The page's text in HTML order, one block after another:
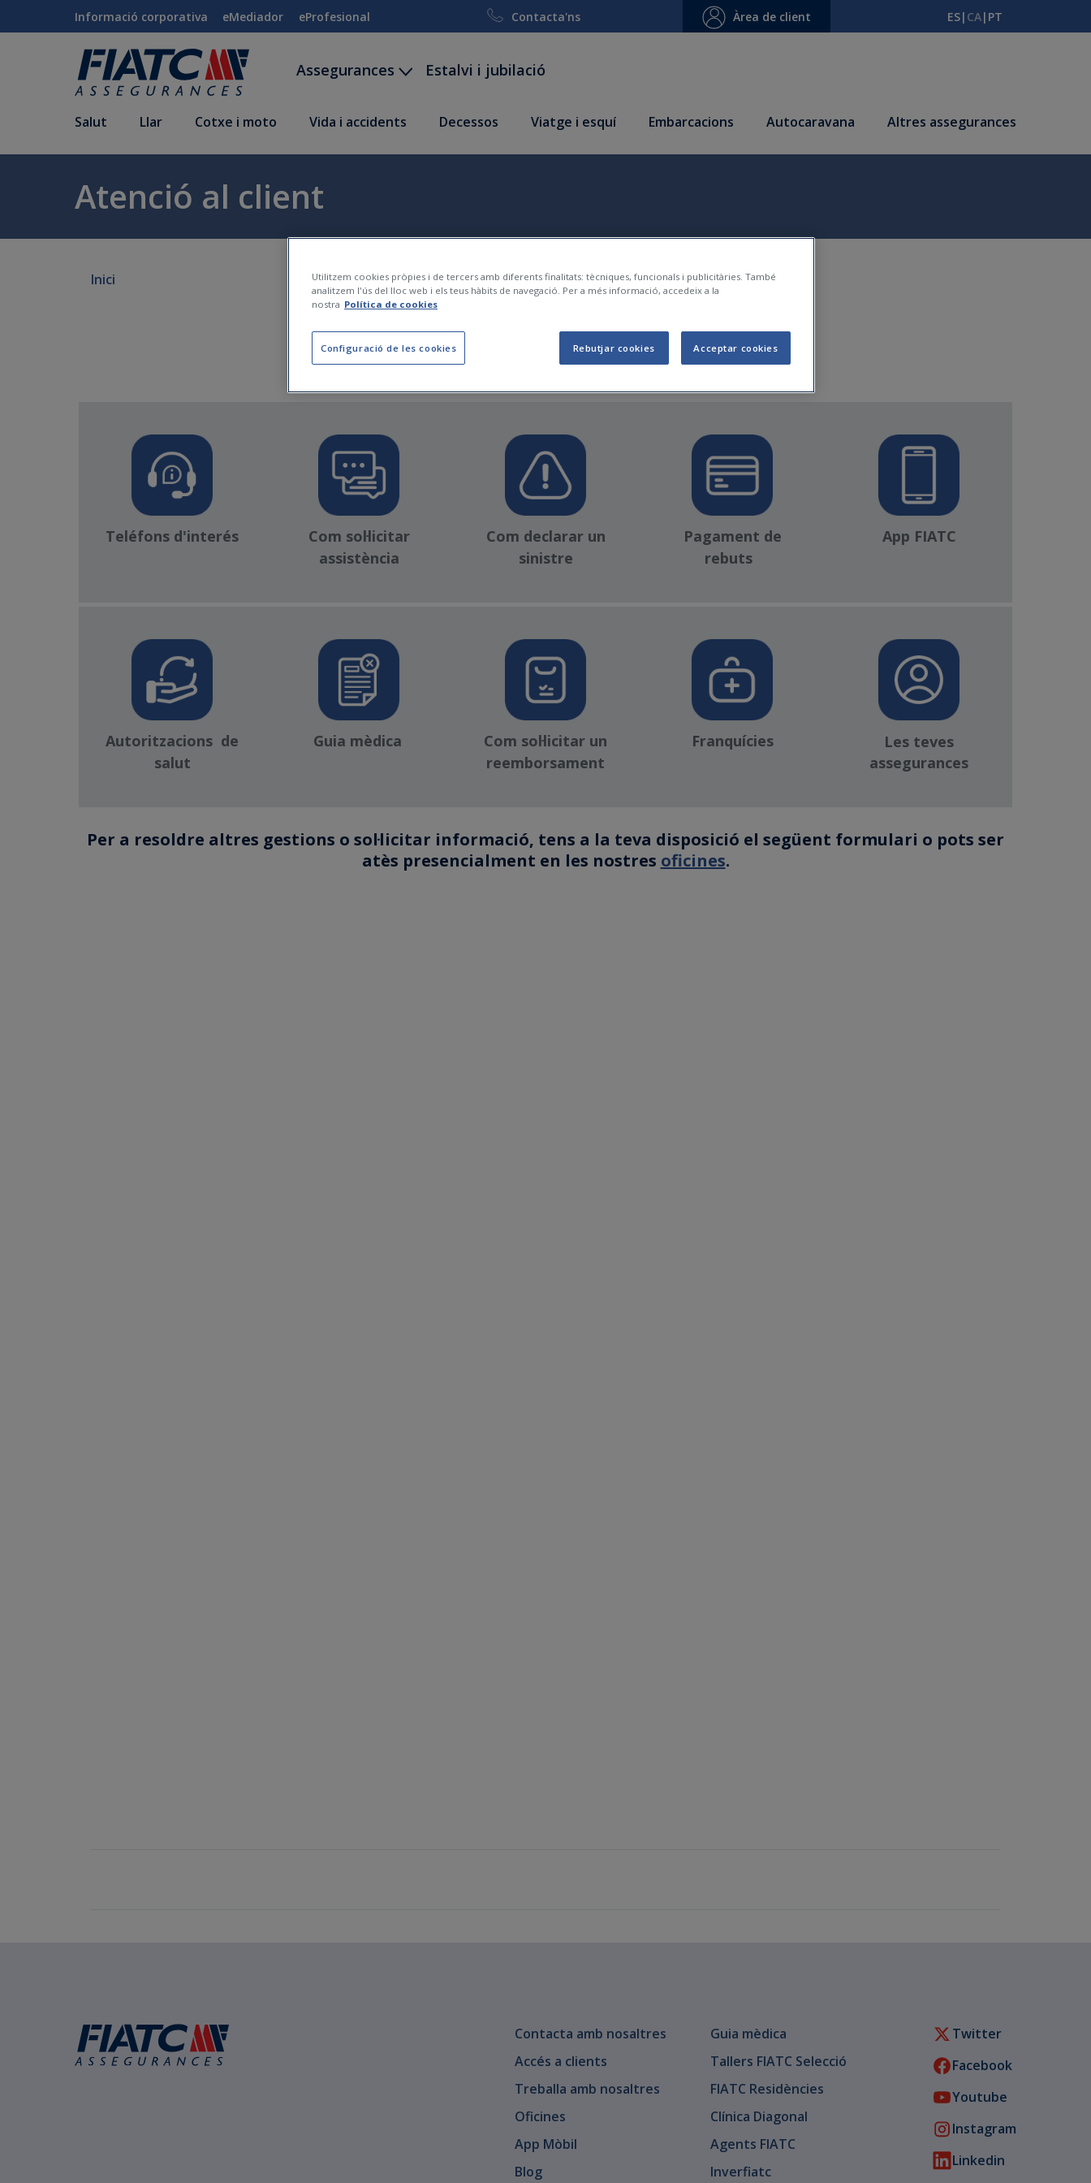
Salta al contingut principal
Informació corporativa eMediador eProfesional Contacta'ns Àrea de client ES| CA| PT
Assegurances Estalvi i jubilació
Salut Llar Cotxe i moto Vida i accidents Decessos Viatge i esquí Embarcacions Autocaravana Altres assegurances
Atenció al client
Inici
Gestions de tramitació ràpida i directa
Teléfons d'interés
Com sol·licitar
assistència
Com declarar un
sinistre
Pagament de
rebuts
App FIATC
Autoritzacions de
salut
Guia mèdica
Com sol·licitar un
reemborsament
Franquícies
Les teves
assegurances
Per a resoldre altres gestions o sol·licitar informació, tens a la teva disposició el següent formulari o pots ser
atès presencialment en les nostres oficines.
Contacta amb nosaltres
Accés a clients
Treballa amb nosaltres
Oficines
App Mòbil
Blog
Guia mèdica
Tallers FIATC Selecció
FIATC Residències
Clínica Diagonal
Agents FIATC
Inverfiatc
Twitter
Facebook
Youtube
Instagram
Linkedin
Utilitzem cookies pròpies i de tercers amb diferents finalitats: tècniques, funcionals i publicitàries. També
analitzem l'ús del lloc web i els teus hàbits de navegació. Per a més informació, accedeix a la
nostra Política de cookies
Configuració de les cookies Rebutjar cookies Acceptar cookies